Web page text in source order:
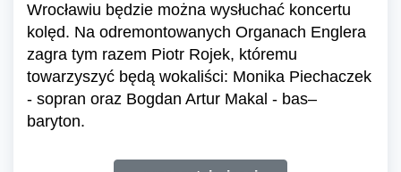
Wrocławiu będzie można wysłuchać koncertu
kolęd. Na odremontowanych Organach Englera
zagra tym razem Piotr Rojek, któremu
towarzyszyć będą wokaliści: Monika Piechaczek
- sopran oraz Bogdan Artur Makal - bas–
baryton.